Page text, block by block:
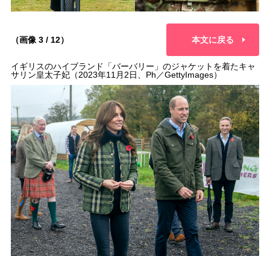
（画像 3 / 12） 本文に戻る
イギリスのハイブランド「バーバリー」のジャケットを着たキャ
サリン皇太子妃（2023年11月2日、Ph／GettyImages）